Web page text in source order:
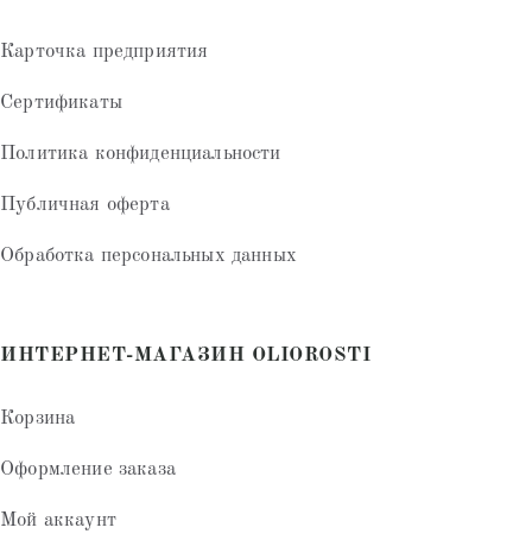
Карточка предприятия
Сертификаты
Политика конфиденциальности
Публичная оферта
Обработка персональных данных
ИНТЕРНЕТ-МАГАЗИН OLIOROSTI
Корзина
Оформление заказа
Мой аккаунт